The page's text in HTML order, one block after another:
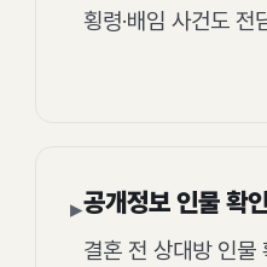
횡령·배임 사건도 전
▸공개정보 인물 확
결혼 전 상대방 인물